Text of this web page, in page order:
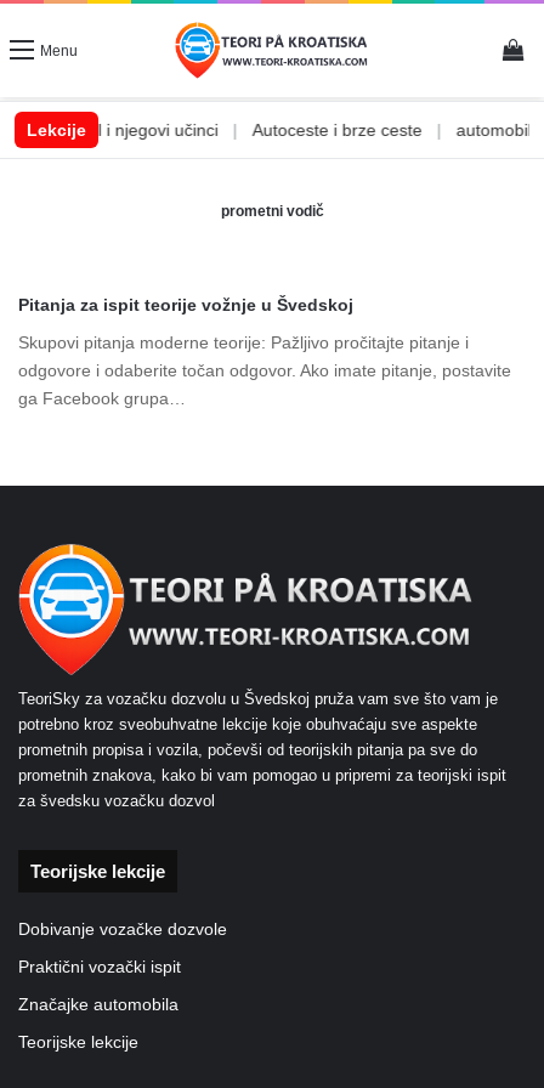
Menu
Lekcije
Alkohol i njegovi učinci Autoceste i brze ceste
prometni vodič
Pitanja za ispit teorije vožnje u Švedskoj
Skupovi pitanja moderne teorije: Pažljivo pročitajte pitanje i
odgovore i odaberite točan odgovor. Ako imate pitanje, postavite
ga Facebook grupa…
TeoriSky za vozačku dozvolu u Švedskoj pruža vam sve što vam je
potrebno kroz sveobuhvatne lekcije koje obuhvaćaju sve aspekte
prometnih propisa i vozila, počevši od teorijskih pitanja pa sve do
prometnih znakova, kako bi vam pomogao u pripremi za teorijski ispit
za švedsku vozačku dozvol
Teorijske lekcije
Dobivanje vozačke dozvole
Praktični vozački ispit
Značajke automobila
Teorijske lekcije